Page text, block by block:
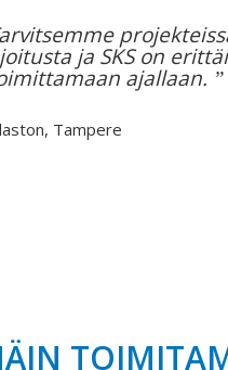
ja SKS on
ajallaan.
, Tampere